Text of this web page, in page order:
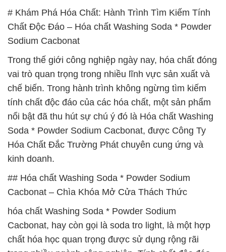
# Khám Phá Hóa Chất: Hành Trình Tìm Kiếm Tính
Chất Độc Đáo – Hóa chất Washing Soda * Powder
Sodium Cacbonat
Trong thế giới công nghiệp ngày nay, hóa chất đóng
vai trò quan trọng trong nhiều lĩnh vực sản xuất và
chế biến. Trong hành trình không ngừng tìm kiếm
tính chất độc đáo của các hóa chất, một sản phẩm
nổi bật đã thu hút sự chú ý đó là Hóa chất Washing
Soda * Powder Sodium Cacbonat, được Công Ty
Hóa Chất Đắc Trường Phát chuyên cung ứng và
kinh doanh.
## Hóa chất Washing Soda * Powder Sodium
Cacbonat – Chìa Khóa Mở Cửa Thách Thức
hóa chất Washing Soda * Powder Sodium
Cacbonat, hay còn gọi là soda tro light, là một hợp
chất hóa học quan trọng được sử dụng rộng rãi